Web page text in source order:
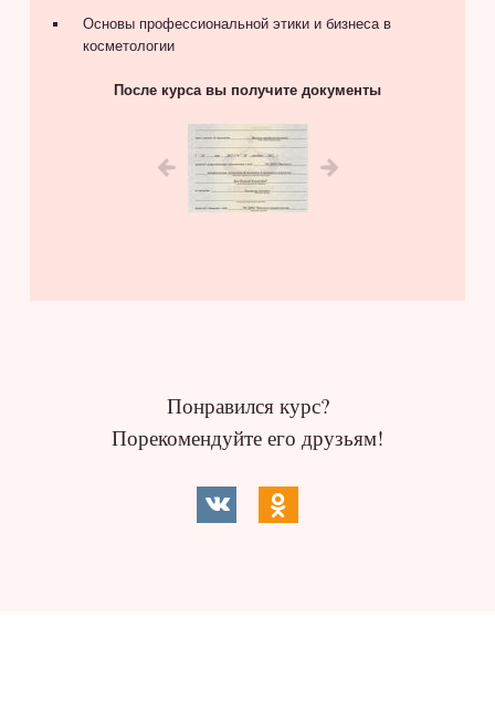
Основы профессиональной этики и бизнеса в
косметологии
После курса вы получите документы
Понравился курс?
Порекомендуйте его друзьям!